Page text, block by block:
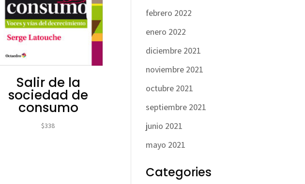
Salir de la
sociedad de
consumo
$338
febrero 2022
enero 2022
diciembre 2021
noviembre 2021
octubre 2021
septiembre 2021
junio 2021
mayo 2021
Categories